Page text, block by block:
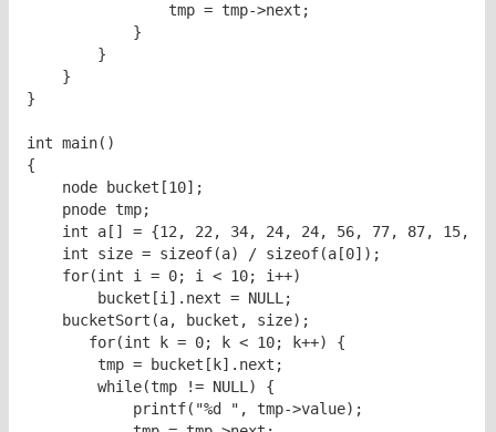
                tmp = tmp->next;
            }
        }
    }
}
int main()
{
    node bucket[10];
    pnode tmp;
int a[] = {12, 22, 34, 24, 24, 56, 77, 87, 15,
    int size = sizeof(a) / sizeof(a[0]);
    for(int i = 0; i < 10; i++)
        bucket[i].next = NULL;
    bucketSort(a, bucket, size);
       for(int k = 0; k < 10; k++) {
        tmp = bucket[k].next;
        while(tmp != NULL) {
            printf("%d ", tmp->value);